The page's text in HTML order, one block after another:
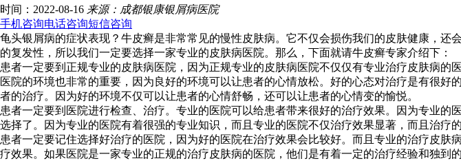
时间：2022-08-16 来源：成都银康银屑病医院
手机咨询电话咨询短信咨询
龟头银屑病的症状表现？牛皮癣是非常常见的慢性皮肤病。它不仅会损伤我们的皮肤健康，
的复发性，所以我们一定要选择一家专业的皮肤病医院。那么，下面就请牛皮癣专家介绍下：
患者一定要到正规专业的皮肤病医院，因为正规专业的皮肤病医院不仅仅有专业治疗皮肤病的
医院的环境也非常的重要，因为良好的环境可以让患者的心情放松。好的心态对治疗是有很
者的治疗。因为好的环境不仅可以让患者的心情舒畅，还可以让患者的心情变的愉悦。
患者一定要到医院进行检查、治疗。专业的医院可以给患者带来很好的治疗效果。因为专业
选择了。因为专业的医院有着很强的专业知识，而且专业的医院不仅治疗效果显著，而且治疗
患者一定要记住选择好治疗的医院，因为好的医院在治疗效果会比较好。而且专业的治疗皮
疗效果。如果医院是一家专业的正规的治疗皮肤病的医院，他们是有着一定的治疗经验和独到